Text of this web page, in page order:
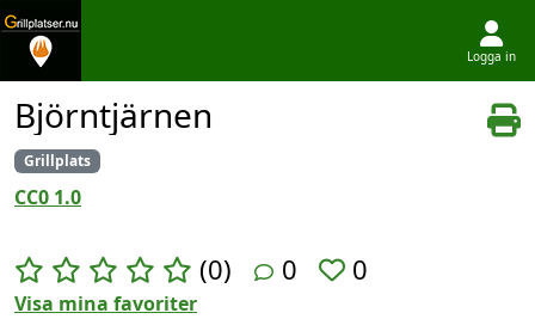
Logga in
Björntjärnen
Grillplats
CC0 1.0
(0) 0 0
Visa mina favoriter